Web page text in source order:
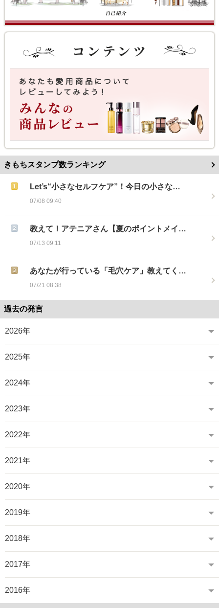
きもちスタンプ数ランキング
Let’s“小さなセルフケア”！今日の小さな…
07/08 09:40
教えて！アテニアさん【夏のポイントメイ…
07/13 09:11
あなたが行っている「毛穴ケア」教えてく…
07/21 08:38
過去の発言
2026年
2025年
2024年
2023年
2022年
2021年
2020年
2019年
2018年
2017年
2016年